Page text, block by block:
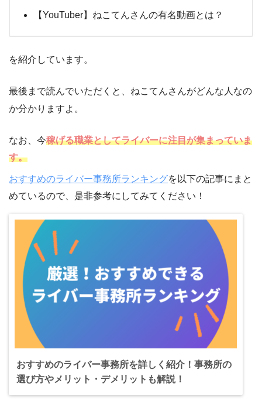
【YouTuber】ねこてんさんの有名動画とは？
を紹介しています。
最後まで読んでいただくと、ねこてんさんがどんな人なの
か分かりますよ。
なお、今稼げる職業としてライバーに注目が集まっていま
す。
おすすめのライバー事務所ランキングを以下の記事にまと
めているので、是非参考にしてみてください！
おすすめのライバー事務所を詳しく紹介！事務所の
選び方やメリット・デメリットも解説！